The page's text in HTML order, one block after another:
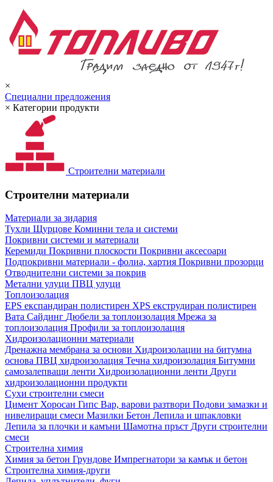
×
Специални предложения
× Категории продукти
Строителни материали
Строителни материали
Материали за зидария
Тухли Щурцове Коминни тела и системи
Покривни системи и материали
Керемиди Покривни плоскости Покривни аксесоари
Подпокривни материали - фолиа, хартия Покривни прозорци
Отводнителни системи за покрив
Метални улуци ПВЦ улуци
Топлоизолация
EPS експандиран полистирен XPS екструдиран полистирен
Вата Сайдинг Дюбели за топлоизолация Мрежа за
топлоизолация Профили за топлоизолация
Хидроизолационни материали
Дренажна мембрана за основи Хидроизолации на битумна
основа ПВЦ хидроизолация Течна хидроизолация Битумни
самозалепващи ленти Хидроизолационни ленти Други
хидроизолационни продукти
Сухи строителни смеси
Цимент Хоросан Гипс Вар, варови разтвори Подови замазки и
нивелиращи смеси Мазилки Бетон Лепила и шпакловки
Лепила за плочки и камъни Шамотна пръст Други строителни
смеси
Строителна химия
Химия за бетон Грундове Импрегнатори за камък и бетон
Строителна химия-други